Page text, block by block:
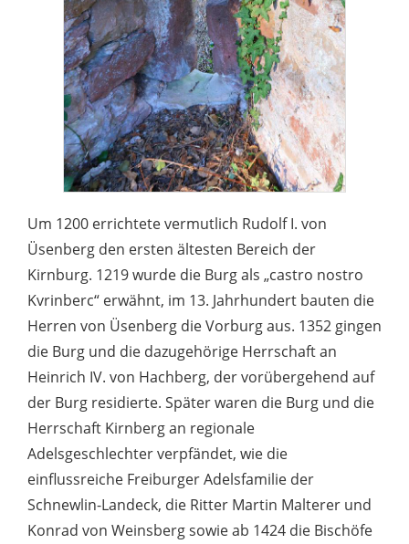
Um 1200 errichtete vermutlich Rudolf I. von
Üsenberg den ersten ältesten Bereich der
Kirnburg. 1219 wurde die Burg als „castro nostro
Kvrinberc“ erwähnt, im 13. Jahrhundert bauten die
Herren von Üsenberg die Vorburg aus. 1352 gingen
die Burg und die dazugehörige Herrschaft an
Heinrich IV. von Hachberg, der vorübergehend auf
der Burg residierte. Später waren die Burg und die
Herrschaft Kirnberg an regionale
Adelsgeschlechter verpfändet, wie die
einflussreiche Freiburger Adelsfamilie der
Schnewlin-Landeck, die Ritter Martin Malterer und
Konrad von Weinsberg sowie ab 1424 die Bischöfe